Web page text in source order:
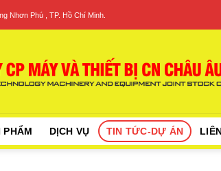
Nhơn Phú , TP. Hồ Chí Minh.
PHẨM DỊCH VỤ TIN TỨC-DỰ ÁN